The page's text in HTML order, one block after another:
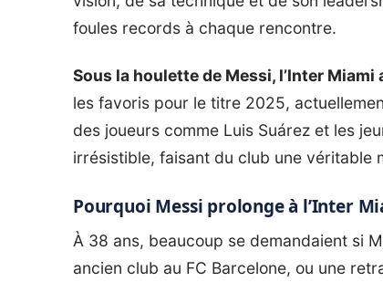
foules records à chaque rencontre.
Sous la houlette de Messi, l’Inter
les favoris pour le titre 2025,
des joueurs comme Luis Suárez et les
irrésistible, faisant du club une véritable
Pourquoi Messi prolonge à l’Inter
À 38 ans, beaucoup se demandaient si
ancien club au FC Barcelone, ou une